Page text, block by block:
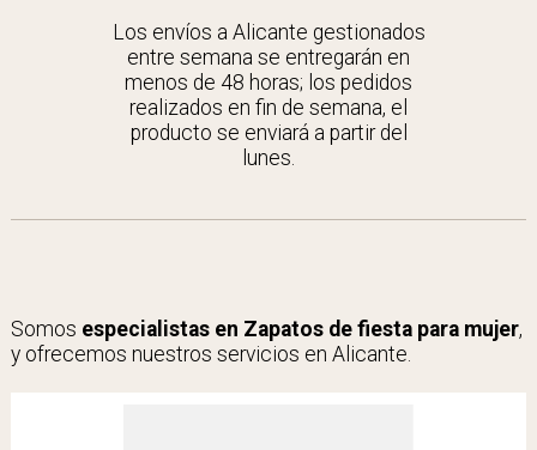
Los envíos a Alicante gestionados
entre semana se entregarán en
menos de 48 horas; los pedidos
realizados en fin de semana, el
producto se enviará a partir del
lunes.
Somos especialistas en Zapatos de fiesta para mujer,
y ofrecemos nuestros servicios en Alicante.